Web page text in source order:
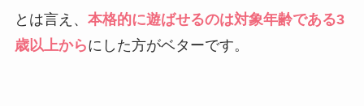
とは言え、 本格的に遊ばせるのは対象年齢である3
歳以上からにした方がベターです。